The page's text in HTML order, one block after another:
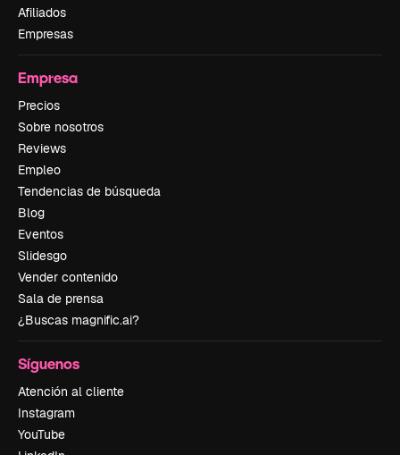
Afiliados
Empresas
Empresa
Precios
Sobre nosotros
Reviews
Empleo
Tendencias de búsqueda
Blog
Eventos
Slidesgo
Vender contenido
Sala de prensa
¿Buscas magnific.ai?
Síguenos
Atención al cliente
Instagram
YouTube